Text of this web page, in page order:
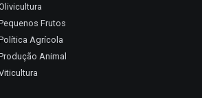
Frutos
Agrícola
Animal